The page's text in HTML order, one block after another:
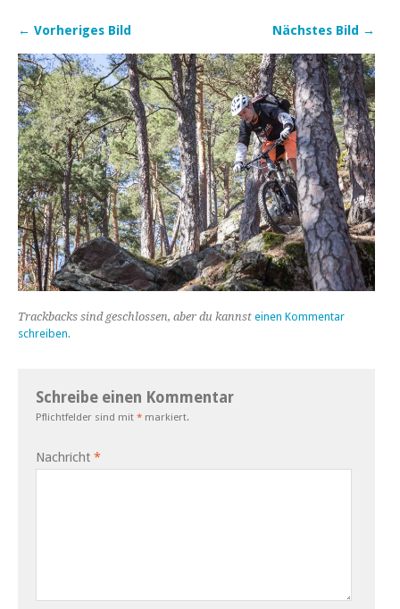
← Vorheriges Bild Nächstes Bild →
Trackbacks sind geschlossen, aber du kannst einen Kommentar
schreiben.
Schreibe einen Kommentar
Pflichtfelder sind mit * markiert.
Nachricht *